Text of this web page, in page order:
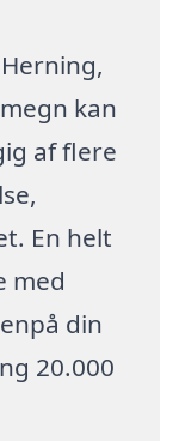
kan
af flere
En helt
med
din
20.000